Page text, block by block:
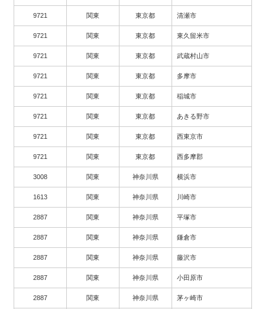
9721 関東 東京都 清瀬市
9721 関東 東京都 東久留米市
9721 関東 東京都 武蔵村山市
9721 関東 東京都 多摩市
9721 関東 東京都 稲城市
9721 関東 東京都 あきる野市
9721 関東 東京都 西東京市
9721 関東 東京都 西多摩郡
3008 関東 神奈川県 横浜市
1613 関東 神奈川県 川崎市
2887 関東 神奈川県 平塚市
2887 関東 神奈川県 鎌倉市
2887 関東 神奈川県 藤沢市
2887 関東 神奈川県 小田原市
2887 関東 神奈川県 茅ヶ崎市